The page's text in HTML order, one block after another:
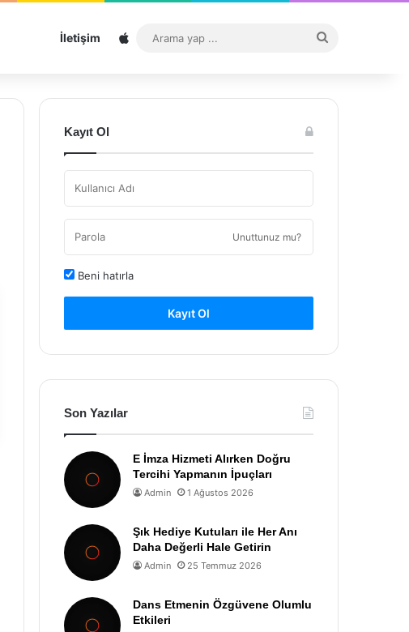
İletişim Sitemap
...
Kayıt Ol
Unuttunuz mu?
Beni hatırla
Kayıt Ol
Son Yazılar
E İmza Hizmeti Alırken Doğru
Tercihi Yapmanın İpuçları
Admin 1 Ağustos 2026
Şık Hediye Kutuları ile Her Anı
Daha Değerli Hale Getirin
Admin 25 Temmuz 2026
Dans Etmenin Özgüvene Olumlu
Etkileri